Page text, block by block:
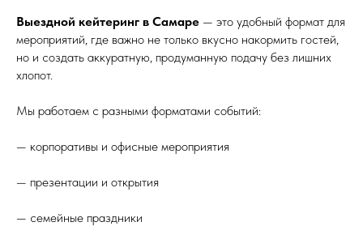
Выездной кейтеринг в Самаре — это удобный формат для
мероприятий, где важно не только вкусно накормить гостей,
но и создать аккуратную, продуманную подачу без лишних
хлопот.
Мы работаем с разными форматами событий:
— корпоративы и офисные мероприятия
— презентации и открытия
— семейные праздники